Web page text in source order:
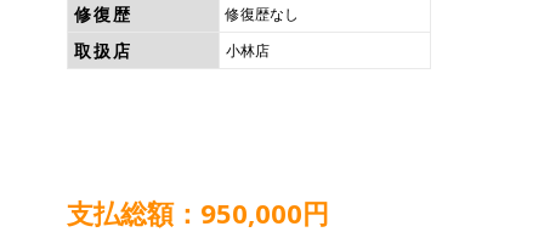
修復歴 修復歴なし
取扱店 小林店
支払総額：950,000円